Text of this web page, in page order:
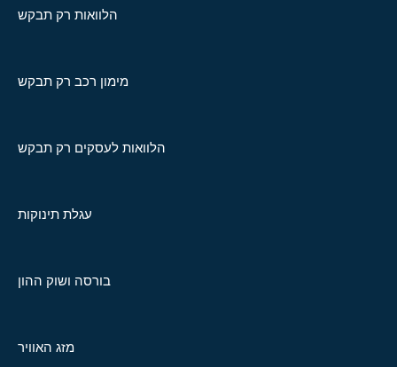
הלוואות רק תבקש
מימון רכב רק תבקש
הלוואות לעסקים רק תבקש
עגלת תינוקות
בורסה ושוק ההון
מזג האוויר